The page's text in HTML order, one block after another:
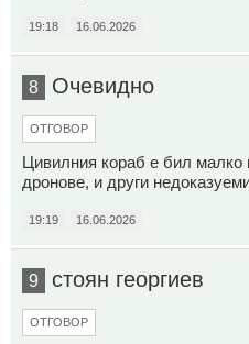
19:18 16.06.2026
8 Очевидно
ОТГОВОР
Цивилния кораб е бил малко
дронове, и други
19:19 16.06.2026
9 стоян георгиев
ОТГОВОР